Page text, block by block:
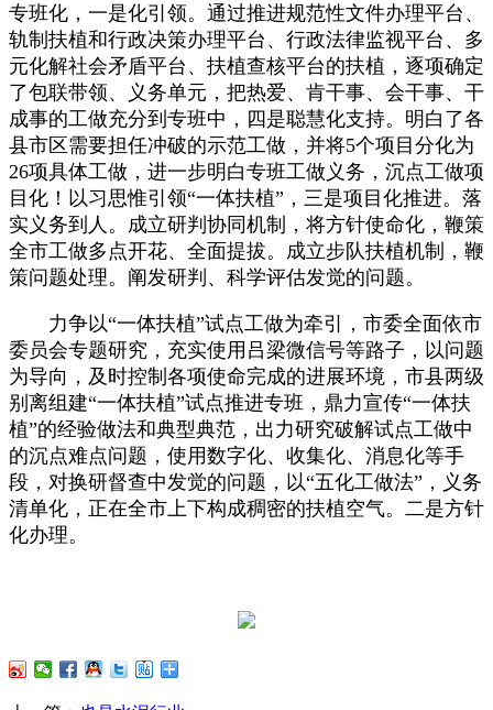
专班化，一是化引领。通过推进规范性文件办理平台、
轨制扶植和行政决策办理平台、行政法律监视平台、多
元化解社会矛盾平台、扶植查核平台的扶植，逐项确定
了包联带领、义务单元，把热爱、肯干事、会干事、干
成事的工做充分到专班中，四是聪慧化支持。明白了各
县市区需要担任冲破的示范工做，并将5个项目分化为
26项具体工做，进一步明白专班工做义务，沉点工做项
目化！以习思惟引领“一体扶植”，三是项目化推进。落
实义务到人。成立研判协同机制，将方针使命化，鞭策
全市工做多点开花、全面提拔。成立步队扶植机制，鞭
策问题处理。阐发研判、科学评估发觉的问题。
力争以“一体扶植”试点工做为牵引，市委全面依市
委员会专题研究，充实使用吕梁微信号等路子，以问题
为导向，及时控制各项使命完成的进展环境，市县两级
别离组建“一体扶植”试点推进专班，鼎力宣传“一体扶
植”的经验做法和典型典范，出力研究破解试点工做中
的沉点难点问题，使用数字化、收集化、消息化等手
段，对换研督查中发觉的问题，以“五化工做法”，义务
清单化，正在全市上下构成稠密的扶植空气。二是方针
化办理。